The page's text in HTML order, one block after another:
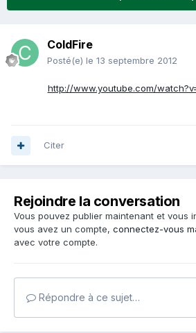
ColdFire
Posté(e) le 13 septembre 2012
http://www.youtube.com/
Citer
Rejoindre la conversation
Vous pouvez publier maintenant et vous
vous avez un compte, connectez-vous
avec votre compte.
Répondre à ce sujet…